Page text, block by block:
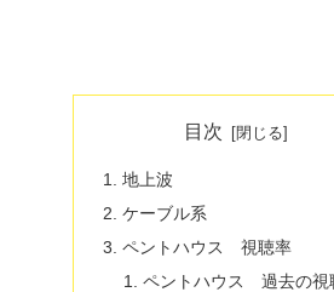
目次
地上波
ケーブル系
ペントハウス 視聴率
ペントハウス 過去の視